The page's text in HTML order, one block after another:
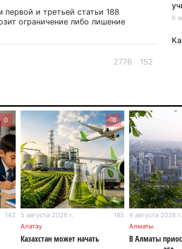
и третьей статьи 188
ограничение либо лишение
2776 152
6
6
5
5
0
142
0
5 августа 2026 г.
185
Алатау
Казахстан может начать
4 августа 2026 г.
Алматы
В Алматы